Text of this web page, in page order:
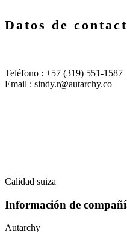
Datos de
Teléfono : +57 (319) 551-1587
Email : sindy.r@autarchy.co
Calidad suiza
Información de
Autarchy